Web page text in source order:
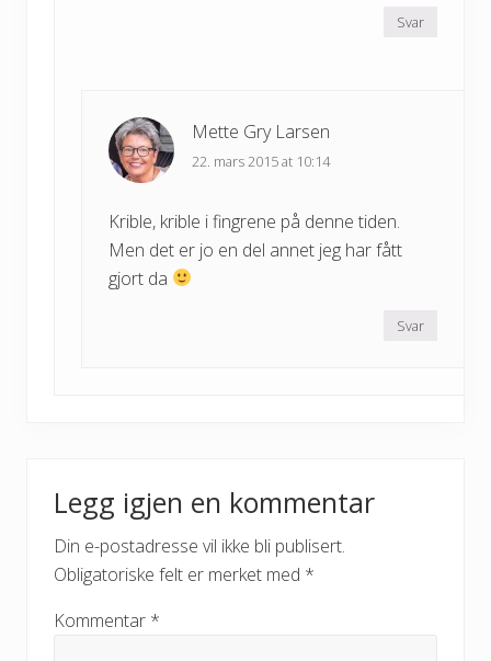
Svar
Mette Gry Larsen
22. mars 2015 at 10:14
Krible, krible i fingrene på denne tiden.
Men det er jo en del annet jeg har fått
gjort da
Svar
Legg igjen en kommentar
Din e-postadresse vil ikke bli publisert.
Obligatoriske felt er merket med *
Kommentar *